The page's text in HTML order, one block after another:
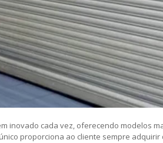
inovado cada vez, oferecendo modelos
proporciona ao cliente sempre